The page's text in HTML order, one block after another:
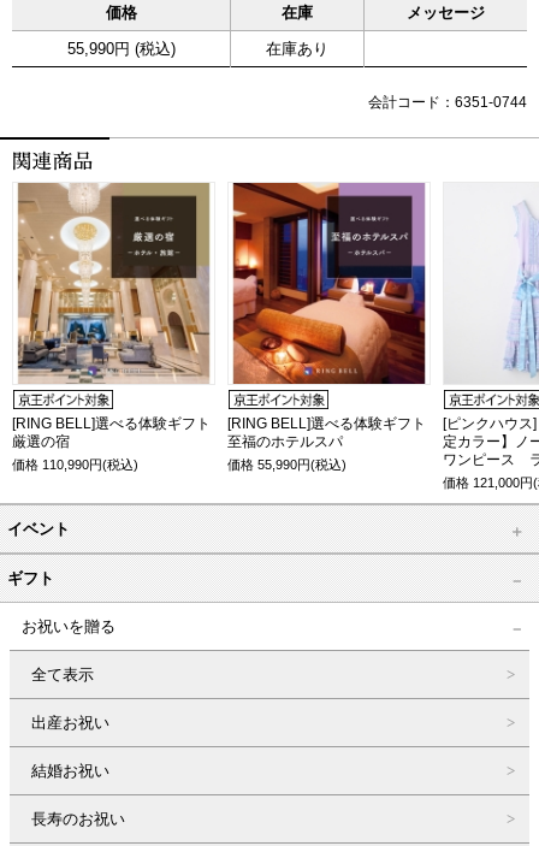
価格 在庫
メッセージ
55,990円 (税込)
在庫あり
会計コード：6351-0744
[RING BELL]選べる体験ギフト
厳選の宿
価格 110,990円(税込)
[RING BELL]選べる体験ギフト
至福のホテルスパ
価格55,990円(税込)
[ピンクハウス
定カラー】ノ
ワンピース
価格 121,000円
イベント
ギフト
お祝いを贈る
全て表示
出産お祝い
結婚お祝い
長寿のお祝い